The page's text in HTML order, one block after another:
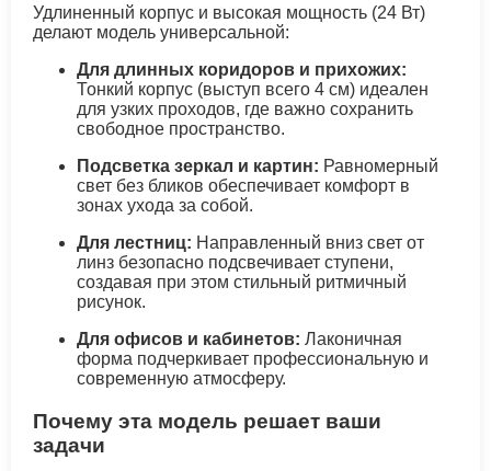
Удлиненный корпус и высокая мощность (24 Вт)
делают модель универсальной:
Для длинных коридоров и прихожих:
Тонкий корпус (выступ всего 4 см) идеален
для узких проходов, где важно сохранить
свободное пространство.
Подсветка зеркал и картин: Равномерный
свет без бликов обеспечивает комфорт в
зонах ухода за собой.
Для лестниц: Направленный вниз свет от
линз безопасно подсвечивает ступени,
создавая при этом стильный ритмичный
рисунок.
Для офисов и кабинетов: Лаконичная
форма подчеркивает профессиональную и
современную атмосферу.
Почему эта модель решает ваши
задачи